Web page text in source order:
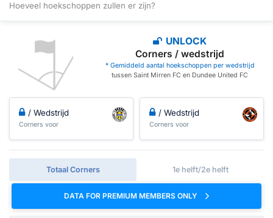
Hoeveel hoekschoppen zullen er zijn?
UNLOCK
Corners / wedstrijd
* Gemiddeld aantal hoekschoppen per wedstrijd
tussen Saint Mirren FC en Dundee United FC
/ Wedstrijd
Corners voor
/ Wedstrijd
Corners voor
Totaal Corners 1e helft/2e helft
DATA FOR PREMIUM MEMBERS ONLY